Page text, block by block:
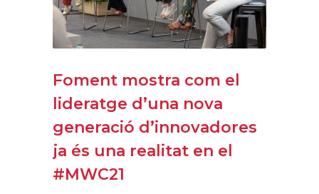
Foment mostra com el
lideratge d’una nova
generació d’innovadores
ja és una realitat en el
#MWC21